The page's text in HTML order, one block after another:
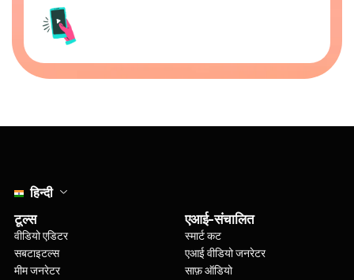
हिन्दी
टूल्स
वीडियो एडिटर
सबटाइटल्स
मीम जनरेटर
एआई-संचालित
स्मार्ट कट
एआई वीडियो जनरेटर
साफ़ ऑडियो